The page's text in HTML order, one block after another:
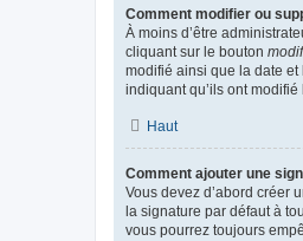
Comment modifier ou
À moins d’être
cliquant sur le bouton
modifié ainsi que la date
indiquant qu’ils ont
Haut
Comment ajouter une
Vous devez d’abord créer
la signature par défaut à
vous pourrez toujours